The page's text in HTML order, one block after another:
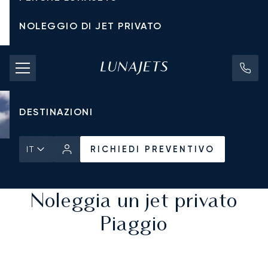
NOLEGGIO DI JET PRIVATO
TARIFFE DI NOLEGGIO
JET PRIVATI
DESTINAZIONI
IT
RICHIEDI PREVENTIVO
RICHIEDI PREVENTIVO
Noleggia un jet privato
Piaggio